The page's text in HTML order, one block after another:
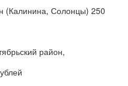
(Калинина, Солонцы) 250
район,